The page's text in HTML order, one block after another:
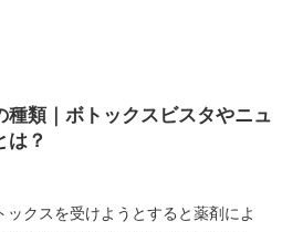
種類｜ボトックスビスタやニュ
は？
クスを受けようとすると薬剤によ